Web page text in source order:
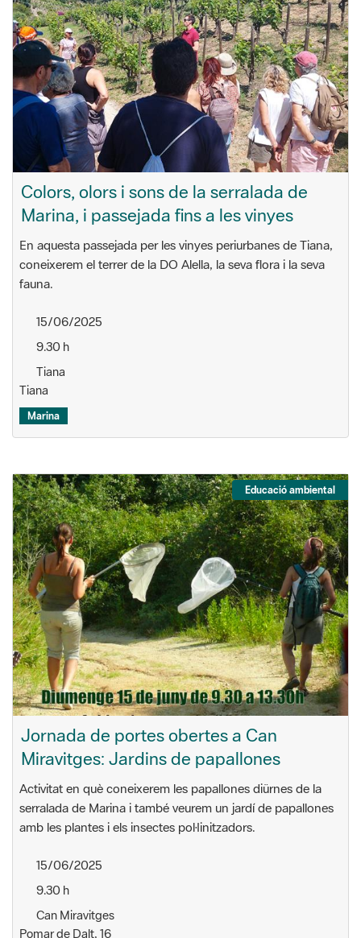
Colors, olors i sons de la serralada de
Marina, i passejada fins a les vinyes
En aquesta passejada per les vinyes periurbanes de Tiana,
coneixerem el terrer de la DO Alella, la seva flora i la seva
fauna.
15/06/2025
9.30 h
Tiana
Tiana
Marina
Educació ambiental
Jornada de portes obertes a Can
Miravitges: Jardins de papallones
Activitat en què coneixerem les papallones diürnes de la
serralada de Marina i també veurem un jardí de papallones
amb les plantes i els insectes pol·linitzadors.
15/06/2025
9.30 h
Can Miravitges
Pomar de Dalt, 16